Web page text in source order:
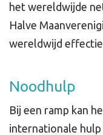
het wereldwijde
Halve
wereldwijd
Noodhulp
Bij een ramp kan
internationale